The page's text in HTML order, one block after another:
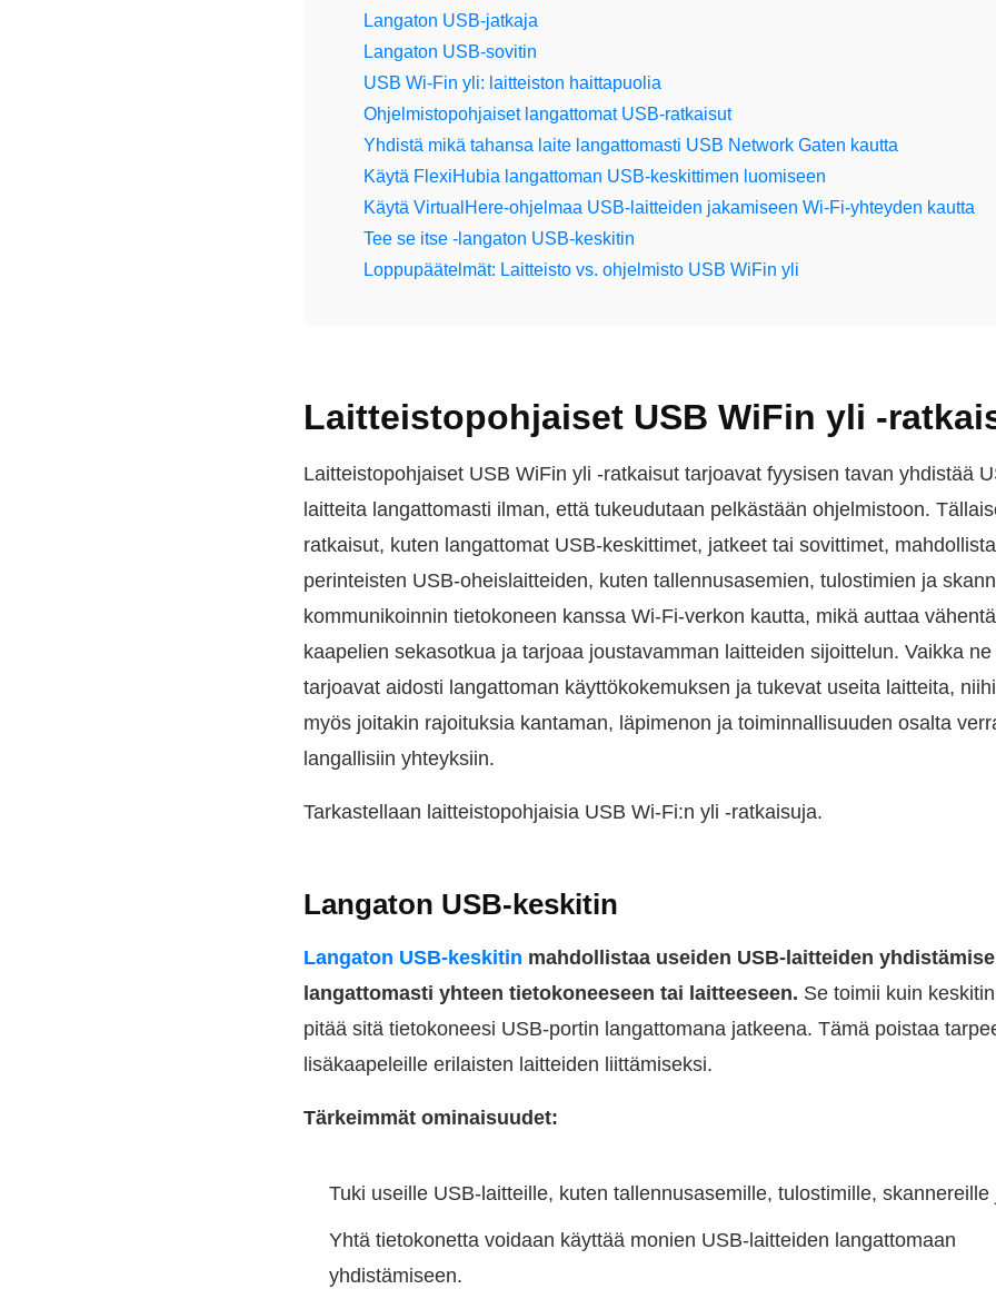
Langaton USB-jatkaja
Langaton USB-sovitin
USB Wi-Fin yli: laitteiston haittapuolia
Ohjelmistopohjaiset langattomat USB-ratkaisut
Yhdistä mikä tahansa laite langattomasti USB Network Gaten kautta
Käytä FlexiHubia langattoman USB-keskittimen luomiseen
Käytä VirtualHere-ohjelmaa USB-laitteiden jakamiseen Wi-Fi-yhteyden kautta
Tee se itse -langaton USB-keskitin
Loppupäätelmät: Laitteisto vs. ohjelmisto USB WiFin yli
Laitteistopohjaiset USB WiFin yli -
Laitteistopohjaiset USB WiFin yli -ratkaisut tarjoavat fyysisen tavan yhdistää
laitteita langattomasti ilman, että tukeudutaan pelkästään ohjelmistoon.
ratkaisut, kuten langattomat USB-keskittimet, jatkeet tai sovittimet,
perinteisten USB-oheislaitteiden, kuten tallennusasemien, tulostimien ja
kommunikoinnin tietokoneen kanssa Wi-Fi-verkon kautta, mikä auttaa
kaapelien sekasotkua ja tarjoaa joustavamman laitteiden sijoittelun. Vaikka ne
tarjoavat aidosti langattoman käyttökokemuksen ja tukevat useita laitteita,
myös joitakin rajoituksia kantaman, läpimenon ja toiminnallisuuden osalta
langallisiin yhteyksiin.
Tarkastellaan laitteistopohjaisia USB Wi-Fi:n yli -ratkaisuja.
Langaton USB-keskitin
Langaton USB-keskitin mahdollistaa useiden USB-laitteiden
langattomasti yhteen tietokoneeseen tai laitteeseen. Se toimii kuin
pitää sitä tietokoneesi USB-portin langattomana jatkeena. Tämä poistaa
lisäkaapeleille erilaisten laitteiden liittämiseksi.
Tärkeimmät ominaisuudet:
Tuki useille USB-laitteille, kuten tallennusasemille, tulostimille, skannereille
Yhtä tietokonetta voidaan käyttää monien USB-laitteiden langattomaan
yhdistämiseen.